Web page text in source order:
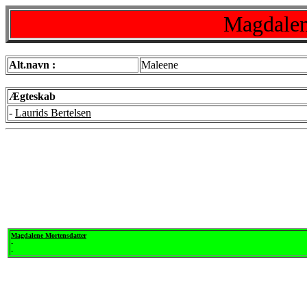
Alt.navn : Maleene
Ægteskab
- Laurids Bertelsen
Magdalene Mortensdatter
-
-